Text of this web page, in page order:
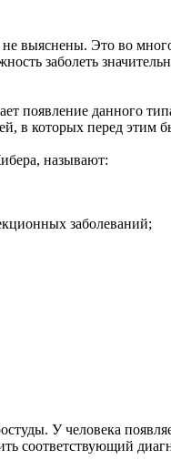
выяснены. Это во
заболеть
появление данного
в которых перед этим
называют:
заболеваний;
У человека
соответствующий